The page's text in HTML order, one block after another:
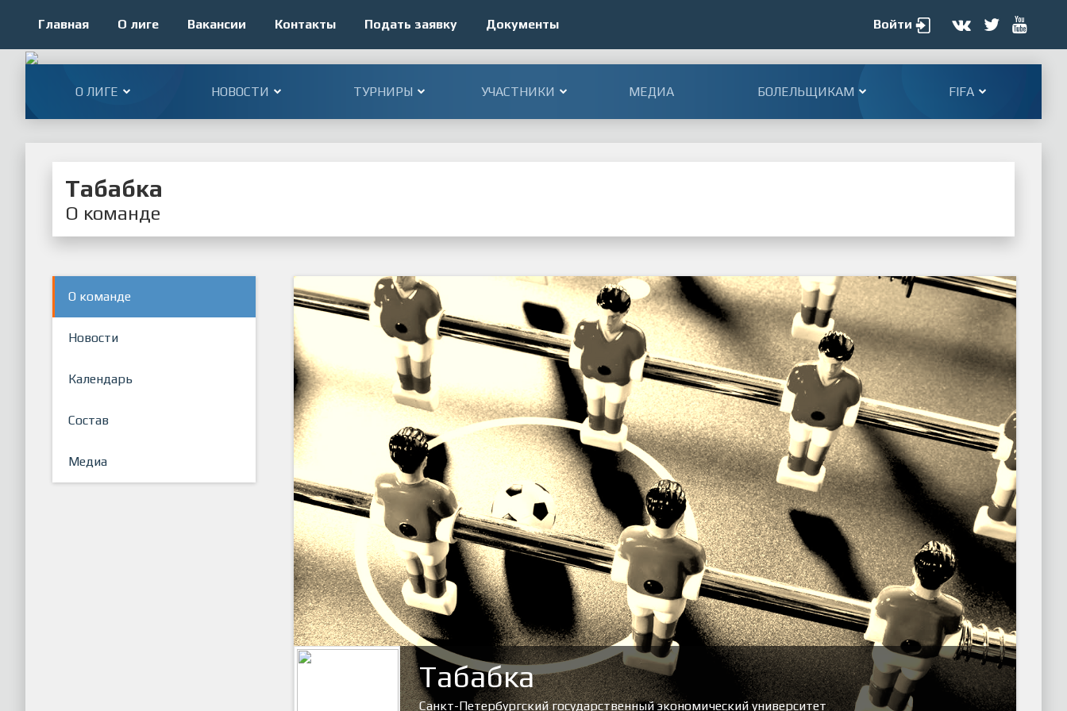
Главная О лиге Вакансии Контакты Подать заявку Документы Войти
О ЛИГЕ НОВОСТИ ТУРНИРЫ УЧАСТНИКИ МЕДИА БОЛЕЛЬЩИКАМ FIFA
Табабка
О команде
О команде
Новости
Календарь
Состав
Медиа
Табабка
Санкт-Петербургский государственный экономический университет